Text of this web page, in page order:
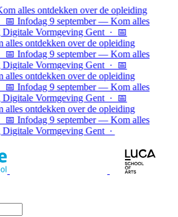
alles ontdekken over de opleiding
Infodag 9 september — Kom alles
Digitale Vormgeving Gent · 📅
ontdekken over de opleiding
Infodag 9 september — Kom alles
Vormgeving Gent · 📅
ontdekken over de opleiding
Infodag 9 september — Kom alles
Digitale Vormgeving Gent · 📅
ontdekken over de opleiding
Infodag 9 september — Kom alles
Vormgeving Gent ·